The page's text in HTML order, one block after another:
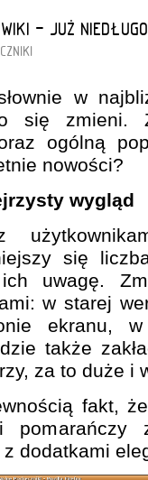
- JUŻ
w
się zmieni.
ogólną
nowości?
wygląd
się
ich uwagę.
w starej
ekranu,
także
za to duże i
fakt,
pomarańczy
dodatkami